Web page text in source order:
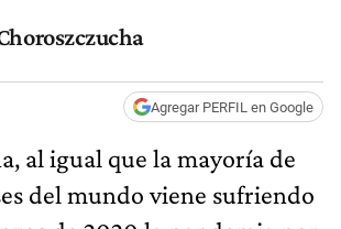
Agregar PERFIL en Google
al igual que la mayoría de
del mundo viene sufriendo